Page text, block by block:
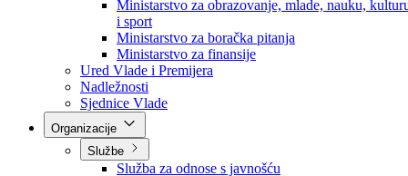
raseljena lica i izbjeglice
Ministarstvo za urbanizam, prostorno uređenje i
zaštitu okoline
Ministarstvo za obrazovanje, mlade, nauku,
i sport
Ministarstvo za boračka pitanja
Ministarstvo za finansije
Ured Vlade i Premijera
Nadležnosti
Sjednice Vlade